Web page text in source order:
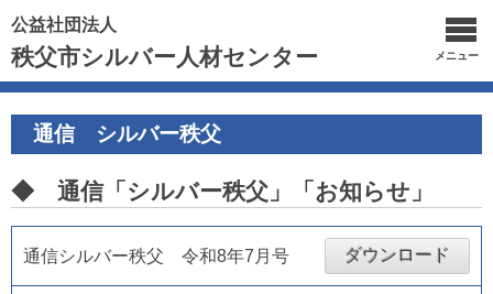
公益社団法人
秩父市シルバー人材センター メニュー
通信 シルバー秩父
◆ 通信「シルバー秩父」「お知らせ」
通信シルバー秩父 令和8年7月号 ダウンロード